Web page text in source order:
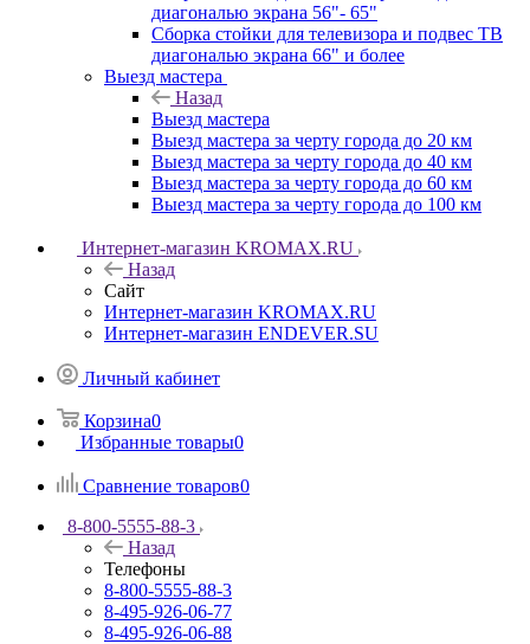
диагональю экрана 56"- 65"
Сборка стойки для телевизора и подвес ТВ
диагональю экрана 66" и более
Выезд мастера
Назад
Выезд мастера
Выезд мастера за черту города до 20 км
Выезд мастера за черту города до 40 км
Выезд мастера за черту города до 60 км
Выезд мастера за черту города до 100 км
Интернет-магазин KROMAX.RU
Назад
Сайт
Интернет-магазин KROMAX.RU
Интернет-магазин ENDEVER.SU
Личный кабинет
Корзина0
Избранные товары0
Сравнение товаров0
8-800-5555-88-3
Назад
Телефоны
8-800-5555-88-3
8-495-926-06-77
8-495-926-06-88